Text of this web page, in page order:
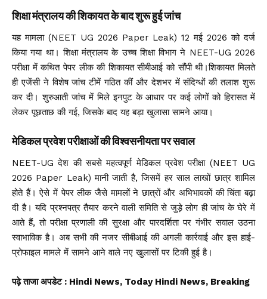
शिक्षा मंत्रालय की शिकायत के बाद शुरू हुई जांच
यह मामला (NEET UG 2026 Paper Leak) 12 मई 2026 को दर्ज
किया गया था। शिक्षा मंत्रालय के उच्च शिक्षा विभाग ने NEET-UG 2026
परीक्षा में कथित पेपर लीक की शिकायत सीबीआई को सौंपी थी।शिकायत मिलते
ही एजेंसी ने विशेष जांच टीमें गठित कीं और देशभर में संदिग्धों की तलाश शुरू
कर दी। शुरुआती जांच में मिले इनपुट के आधार पर कई लोगों को हिरासत में
लेकर पूछताछ की गई, जिसके बाद यह बड़ा खुलासा सामने आया।
मेडिकल प्रवेश परीक्षाओं की विश्वसनीयता पर सवाल
NEET-UG देश की सबसे महत्वपूर्ण मेडिकल प्रवेश परीक्षा (NEET UG
2026 Paper Leak) मानी जाती है, जिसमें हर साल लाखों छात्र शामिल
होते हैं। ऐसे में पेपर लीक जैसे मामलों ने छात्रों और अभिभावकों की चिंता बढ़ा
दी है। यदि प्रश्नपत्र तैयार करने वाली समिति से जुड़े लोग ही जांच के घेरे में
आते हैं, तो परीक्षा प्रणाली की सुरक्षा और पारदर्शिता पर गंभीर सवाल उठना
स्वाभाविक है। अब सभी की नजर सीबीआई की अगली कार्रवाई और इस हाई-
प्रोफाइल मामले में सामने आने वाले नए खुलासों पर टिकी हुई है।
पढ़े ताजा अपडेट : Hindi News, Today Hindi News, Breaking